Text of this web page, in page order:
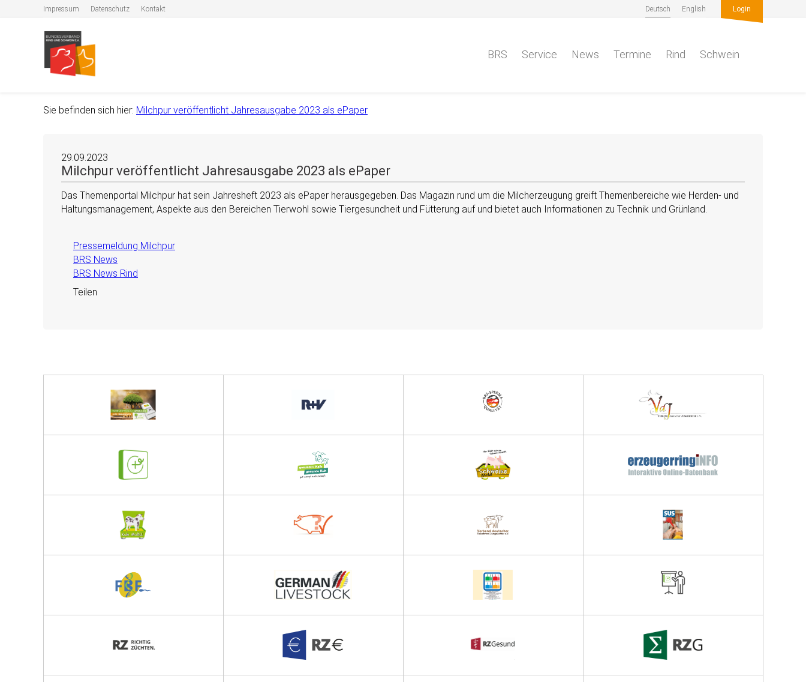
Impressum Datenschutz Kontakt Deutsch English Login
BRS Service News Termine Rind Schwein
Sie befinden sich hier: Milchpur veröffentlicht Jahresausgabe 2023 als ePaper
29.09.2023
Milchpur veröffentlicht Jahresausgabe 2023 als ePaper
Das Themenportal Milchpur hat sein Jahresheft 2023 als ePaper herausgegeben. Das Magazin rund um die Milcherzeugung greift Themenbereiche wie Herden- und
Haltungsmanagement, Aspekte aus den Bereichen Tierwohl sowie Tiergesundheit und Fütterung auf und bietet auch Informationen zu Technik und Grünland.
Pressemeldung Milchpur
BRS News
BRS News Rind
Teilen